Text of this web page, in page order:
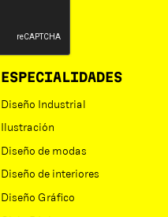
ESPECIALIDADES
Diseño Industrial
Ilustración
Diseño de modas
Diseño de interiores
Diseño Gráfico